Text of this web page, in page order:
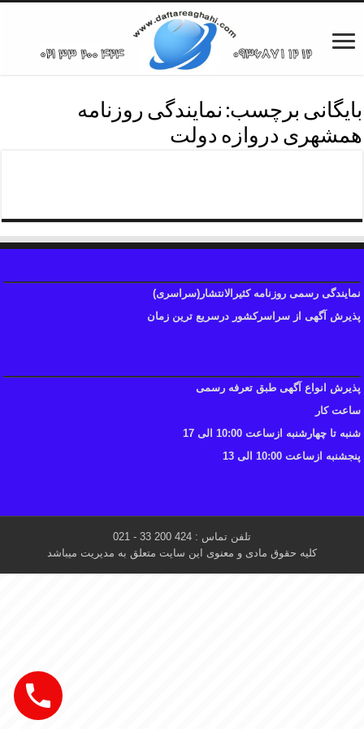
بایگانی برچسب: نمایندگی روزنامه
همشهری دروازه دولت
نمایندگی رسمی روزنامه کثیرالانتشار(سراسری)
پذیرش آگهی از سراسرکشور درسریع ترین زمان
پذیرش انواع آگهی طبق تعرفه رسمی
ساعت کار
شنبه تا چهارشنبه ازساعت 10:00 الی 17
پنجشنبه ازساعت 10:00 الی 13
تلفن تماس : 424 200 33 - 021
کلیه حقوق مادی و معنوی این سایت متعلق به مدیریت میباشد